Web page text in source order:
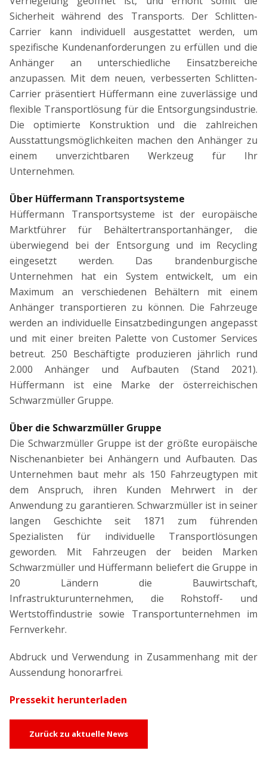
Sicherheit während des Transports. Der Schlitten-
Carrier kann individuell ausgestattet werden, um
spezifische Kundenanforderungen zu erfüllen und die
Anhänger an unterschiedliche Einsatzbereiche
anzupassen. Mit dem neuen, verbesserten Schlitten-
Carrier präsentiert Hüffermann eine zuverlässige und
flexible Transportlösung für die Entsorgungsindustrie.
Die optimierte Konstruktion und die zahlreichen
Ausstattungsmöglichkeiten machen den Anhänger zu
einem unverzichtbaren Werkzeug für Ihr
Unternehmen.
Über Hüffermann Transportsysteme
Hüffermann Transportsysteme ist der europäische
Marktführer für Behältertransportanhänger, die
überwiegend bei der Entsorgung und im Recycling
eingesetzt werden. Das brandenburgische
Unternehmen hat ein System entwickelt, um ein
Maximum an verschiedenen Behältern mit einem
Anhänger transportieren zu können. Die Fahrzeuge
werden an individuelle Einsatzbedingungen angepasst
und mit einer breiten Palette von Customer Services
betreut. 250 Beschäftigte produzieren jährlich rund
2.000 Anhänger und Aufbauten (Stand 2021).
Hüffermann ist eine Marke der österreichischen
Schwarzmüller Gruppe.
Über die Schwarzmüller Gruppe
Die Schwarzmüller Gruppe ist der größte europäische
Nischenanbieter bei Anhängern und Aufbauten. Das
Unternehmen baut mehr als 150 Fahrzeugtypen mit
dem Anspruch, ihren Kunden Mehrwert in der
Anwendung zu garantieren. Schwarzmüller ist in seiner
langen Geschichte seit 1871 zum führenden
Spezialisten für individuelle Transportlösungen
geworden. Mit Fahrzeugen der beiden Marken
Schwarzmüller und Hüffermann beliefert die Gruppe in
20 Ländern die Bauwirtschaft,
Infrastrukturunternehmen, die Rohstoff- und
Wertstoffindustrie sowie Transportunternehmen im
Fernverkehr.
Abdruck und Verwendung in Zusammenhang mit der
Aussendung honorarfrei.
Pressekit herunterladen
Zurück zu aktuelle News